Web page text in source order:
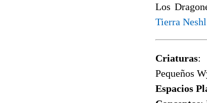
Los
Tierra Neshl
Criaturas:
Pequeños
Espacios